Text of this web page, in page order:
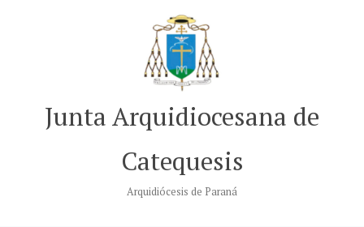
Junta Arquidiocesana de
Catequesis
Arquidiócesis de Paraná